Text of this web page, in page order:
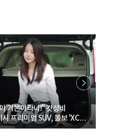
기본이라니!" 갓성비
프리미엄 SUV, 볼보 'XC60